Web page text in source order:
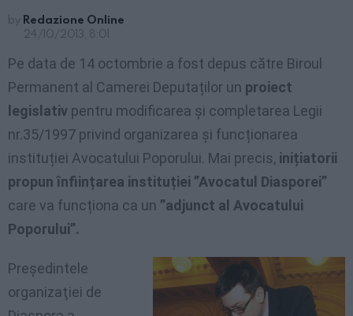
by Redazione Online
24/10/2013, 8:01
Pe data de 14 octombrie a fost depus către Biroul
Permanent al Camerei Deputaților un proiect
legislativ pentru modificarea și completarea Legii
nr.35/1997 privind organizarea și funcționarea
instituției Avocatului Poporului. Mai precis, inițiatorii
propun înființarea instituției ”Avocatul Diasporei”
care va funcționa ca un ”adjunct al Avocatului
Poporului”.
Preşedintele
organizaţiei de